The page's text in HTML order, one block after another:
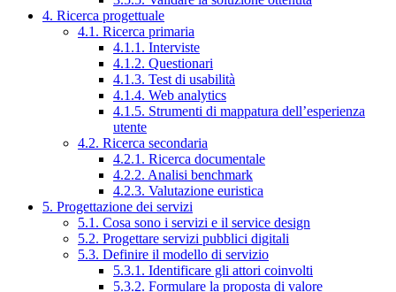
4. Ricerca progettuale
4.1. Ricerca primaria
4.1.1. Interviste
4.1.2. Questionari
4.1.3. Test di usabilità
4.1.4. Web analytics
4.1.5. Strumenti di mappatura dell’esperienza
utente
4.2. Ricerca secondaria
4.2.1. Ricerca documentale
4.2.2. Analisi benchmark
4.2.3. Valutazione euristica
5. Progettazione dei servizi
5.1. Cosa sono i servizi e il service design
5.2. Progettare servizi pubblici digitali
5.3. Definire il modello di servizio
5.3.1. Identificare gli attori coinvolti
5.3.2. Formulare la proposta di valore